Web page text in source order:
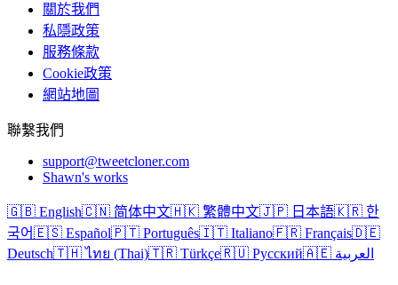
關於我們
私隱政策
服務條款
Cookie政策
網站地圖
聯繫我們
support@tweetcloner.com
Shawn's works
🇬🇧 English🇨🇳 简体中文🇭🇰 繁體中文🇯🇵 日本語🇰🇷 한
국어🇪🇸 Español🇵🇹 Português🇮🇹 Italiano🇫🇷 Français🇩🇪
Deutsch🇹🇭 ไทย (Thai)🇹🇷 Türkçe🇷🇺 Русский 🇦🇪 العربية